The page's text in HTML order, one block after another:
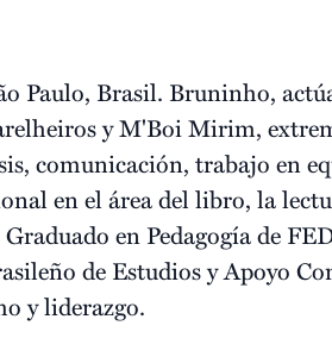
Paulo, Brasil. Bruninho,
y M'Boi Mirim,
comunicación, trabajo en
en el área del libro, la
en Pedagogía de
de Estudios y Apoyo
y liderazgo.